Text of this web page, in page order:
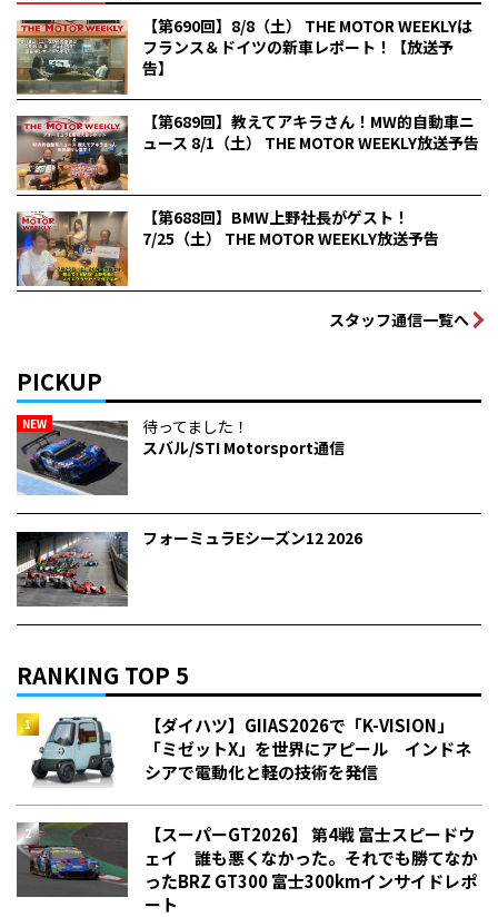
【第690回】8/8（土） THE MOTOR WEEKLYは
フランス＆ドイツの新車レポート！【放送予
告】
【第689回】教えてアキラさん！MW的自動車ニ
ュース 8/1（土） THE MOTOR WEEKLY放送予告
【第688回】BMW上野社長がゲスト！
7/25（土） THE MOTOR WEEKLY放送予告
スタッフ通信一覧へ
PICKUP
NEW
待ってました！
スバル/STI Motorsport通信
フォーミュラEシーズン12 2026
RANKING TOP 5
【ダイハツ】GIIAS2026で「K-VISION」
「ミゼットX」を世界にアピール インドネ
シアで電動化と軽の技術を発信
【スーパーGT2026】 第4戦 富士スピードウ
ェイ 誰も悪くなかった。それでも勝てなか
った――BRZ GT300 富士300kmインサイドレポ
ート